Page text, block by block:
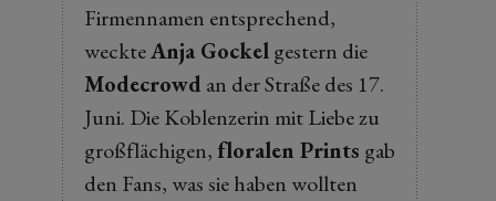
Firmennamen entsprechend,
weckteAnja Gockelgestern die
Modecrowd an der Straße des 17.
Juni. Die Koblenzerin mit Liebe zu
großflächigen, floralen Prints gab
den Fans, was sie haben wollten